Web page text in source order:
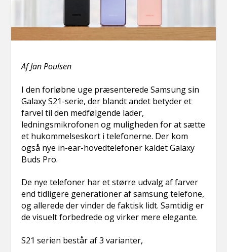
Af Jan Poulsen
I den forløbne uge præsenterede Samsung sin
Galaxy S21-serie, der blandt andet betyder et
farvel til den medfølgende lader,
ledningsmikrofonen og muligheden for at sætte
et hukommelseskort i telefonerne. Der kom
også nye in-ear-hovedtelefoner kaldet Galaxy
Buds Pro.
De nye telefoner har et større udvalg af farver
end tidligere generationer af samsung telefone,
og allerede der vinder de faktisk lidt. Samtidig er
de visuelt forbedrede og virker mere elegante.
S21 serien består af 3 varianter,